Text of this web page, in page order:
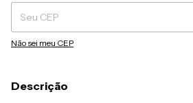
Não sei meu CEP
Descrição